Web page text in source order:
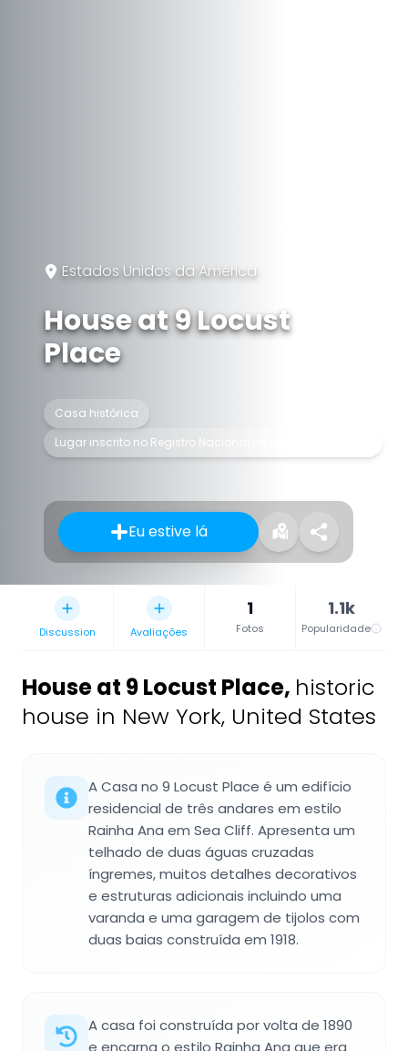
Estados Unidos da América
House at 9 Locust
Place
Casa histórica
Lugar inscrito no Registro Nacional de Lugares Históricos
Eu estive lá
Discussion Avaliações
1
Fotos
1.1k
Popularidade
House at 9 Locust Place, historic
house in New York, United States
A Casa no 9 Locust Place é um edifício
residencial de três andares em estilo
Rainha Ana em Sea Cliff. Apresenta um
telhado de duas águas cruzadas
íngremes, muitos detalhes decorativos
e estruturas adicionais incluindo uma
varanda e uma garagem de tijolos com
duas baias construída em 1918.
A casa foi construída por volta de 1890
e encarna o estilo Rainha Ana que era